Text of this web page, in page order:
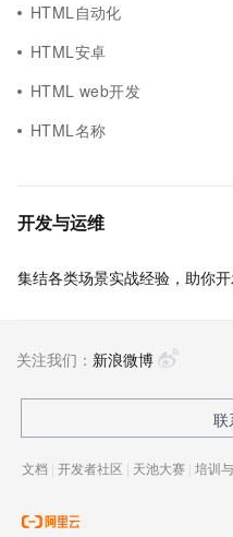
HTML自动化
HTML安卓
HTML web开发
HTML名称
开发与运维
集结各类场景实战经验，助你
关注我们： 新浪微博
联
文档 | 开发者社区 | 天池大赛 | 培训